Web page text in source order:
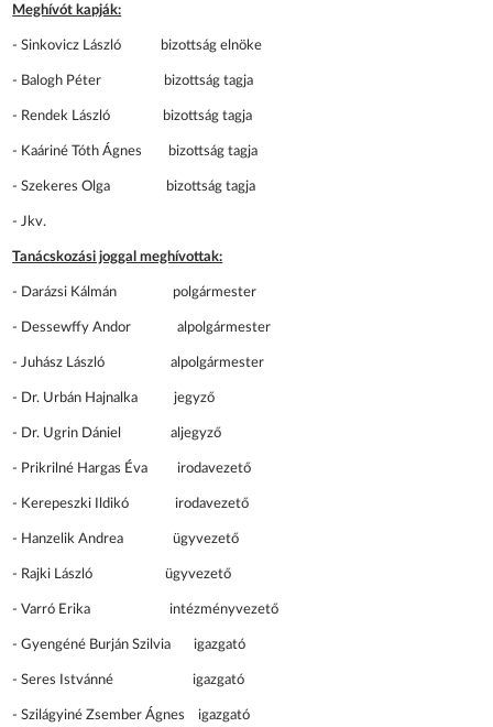
Meghívót kapják:
- Sinkovicz László bizottság elnöke
- Balogh Péter bizottság tagja
- Rendek László bizottság tagja
- Kaáriné Tóth Ágnes bizottság tagja
- Szekeres Olga bizottság tagja
- Jkv.
Tanácskozási joggal meghívottak:
- Darázsi Kálmán polgármester
- Dessewffy Andor alpolgármester
- Juhász László alpolgármester
- Dr. Urbán Hajnalka jegyző
- Dr. Ugrin Dániel aljegyző
- Prikrilné Hargas Éva irodavezető
- Kerepeszki Ildikó irodavezető
- Hanzelik Andrea ügyvezető
- Rajki László ügyvezető
- Varró Erika intézményvezető
- Gyengéné Burján Szilvia igazgató
- Seres Istvánné igazgató
- Szilágyiné Zsember Ágnes igazgató